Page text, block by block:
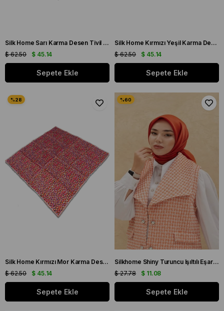
Silk Home Sarı Karma Desen Tivil İpek Eşarp 11426-235
$ 45.14
$ 62.50
Sepete Ekle
Silk Home Kırmızı Yeşil Karma Desen Tivil İpek Eşarp 11426-239
$ 45.14
$ 62.50
Sepete Ekle
Silk Home Kırmızı Mor Karma Desen Tivil İpek Eşarp 11426-244
$ 45.14
$ 62.50
Sepete Ekle
Silkhome Shiny Turuncu Işıltılı Eşarp 32737
$ 11.08
$ 27.78
Sepete Ekle